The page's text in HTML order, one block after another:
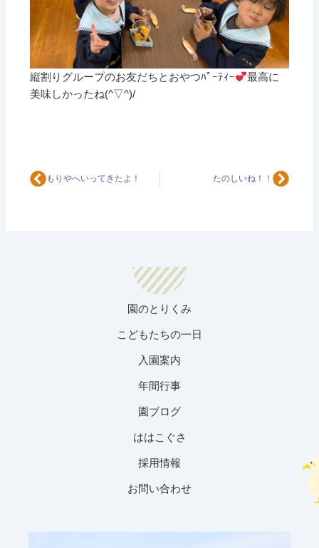
縦割りグループのお友だちとおやつﾊﾟｰﾃｨｰ
最高に
美味しかったね(^▽^)/
Prevもりやへいってきたよ！ たのしいね！！ Next
園のとりくみ
こどもたちの一日
入園案内
年間行事
園ブログ
ははこぐさ
採用情報
お問い合わせ